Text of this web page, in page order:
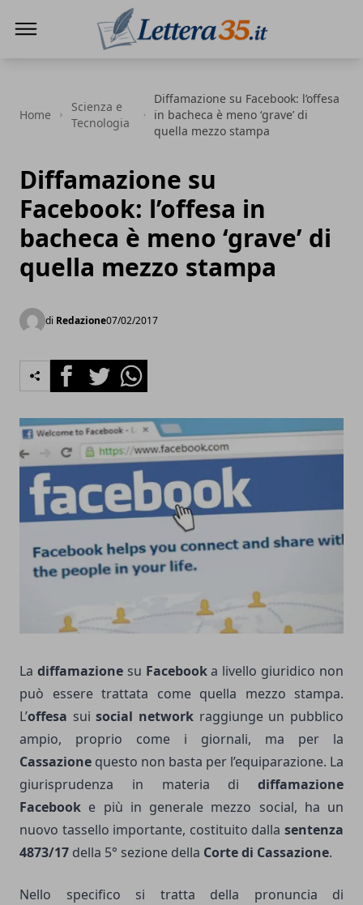
Home
Scienza e
Tecnologia
Diffamazione su Facebook: l’offesa
in bacheca è meno ‘grave’ di
quella mezzo stampa
Diffamazione su
Facebook: l’offesa in
bacheca è meno ‘grave’ di
quella mezzo stampa
di Redazione07/02/2017
FacebookTwitterWhatsapp
La diffamazionesu Facebooka livello giuridico non
può essere trattata come quella mezzo stampa.
L’offesa suisocial network raggiunge un pubblico
ampio, proprio come i giornali, ma per la
Cassazione questo non basta per l’equiparazione. La
giurisprudenza in materia di diffamazione
Facebook e più in generale mezzo social, ha un
nuovo tassello importante, costituito dalla sentenza
4873/17 della 5° sezione della Corte di Cassazione.
Nello specifico si tratta della pronuncia di